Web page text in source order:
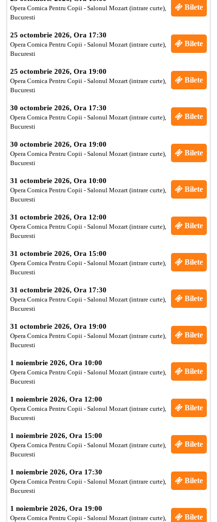
Opera Comica Pentru Copii - Salonul Mozart (intrare curte),
Bucuresti
Bilete
25 octombrie 2026, Ora 17:30
Opera Comica Pentru Copii - Salonul Mozart (intrare curte),
Bucuresti
Bilete
25 octombrie 2026, Ora 19:00
Opera Comica Pentru Copii - Salonul Mozart (intrare curte),
Bucuresti
Bilete
30 octombrie 2026, Ora 17:30
Opera Comica Pentru Copii - Salonul Mozart (intrare curte),
Bucuresti
Bilete
30 octombrie 2026, Ora 19:00
Opera Comica Pentru Copii - Salonul Mozart (intrare curte),
Bucuresti
Bilete
31 octombrie 2026, Ora 10:00
Opera Comica Pentru Copii - Salonul Mozart (intrare curte),
Bucuresti
Bilete
31 octombrie 2026, Ora 12:00
Opera Comica Pentru Copii - Salonul Mozart (intrare curte),
Bucuresti
Bilete
31 octombrie 2026, Ora 15:00
Opera Comica Pentru Copii - Salonul Mozart (intrare curte),
Bucuresti
Bilete
31 octombrie 2026, Ora 17:30
Opera Comica Pentru Copii - Salonul Mozart (intrare curte),
Bucuresti
Bilete
31 octombrie 2026, Ora 19:00
Opera Comica Pentru Copii - Salonul Mozart (intrare curte),
Bucuresti
Bilete
1 noiembrie 2026, Ora 10:00
Opera Comica Pentru Copii - Salonul Mozart (intrare curte),
Bucuresti
Bilete
1 noiembrie 2026, Ora 12:00
Opera Comica Pentru Copii - Salonul Mozart (intrare curte),
Bucuresti
Bilete
1 noiembrie 2026, Ora 15:00
Opera Comica Pentru Copii - Salonul Mozart (intrare curte),
Bucuresti
Bilete
1 noiembrie 2026, Ora 17:30
Opera Comica Pentru Copii - Salonul Mozart (intrare curte),
Bucuresti
Bilete
1 noiembrie 2026, Ora 19:00
Opera Comica Pentru Copii - Salonul Mozart (intrare curte),
Bilete